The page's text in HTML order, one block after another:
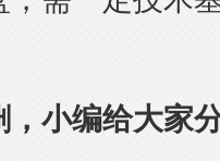
，小编给大家